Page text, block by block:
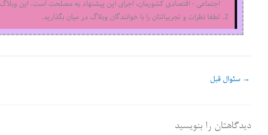
اجتماعی - اقتصادی کشورمان، اجرای این پیشنهاد به مصلحت است. این وبلاگ
لطفا نظرات و تجربیاتتان را با خوانندگان وبلاگ در میان بگذارید.
→ سئوال قبل
دیدگاهتان را بنویسید